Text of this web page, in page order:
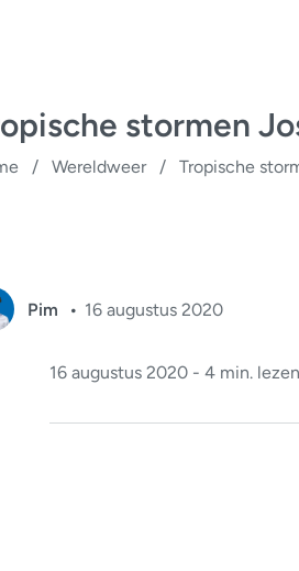
stormen
/ Wereldweer / Tropische
Pim 16 augustus 2020
16 augustus 2020 - 4 min. lezen